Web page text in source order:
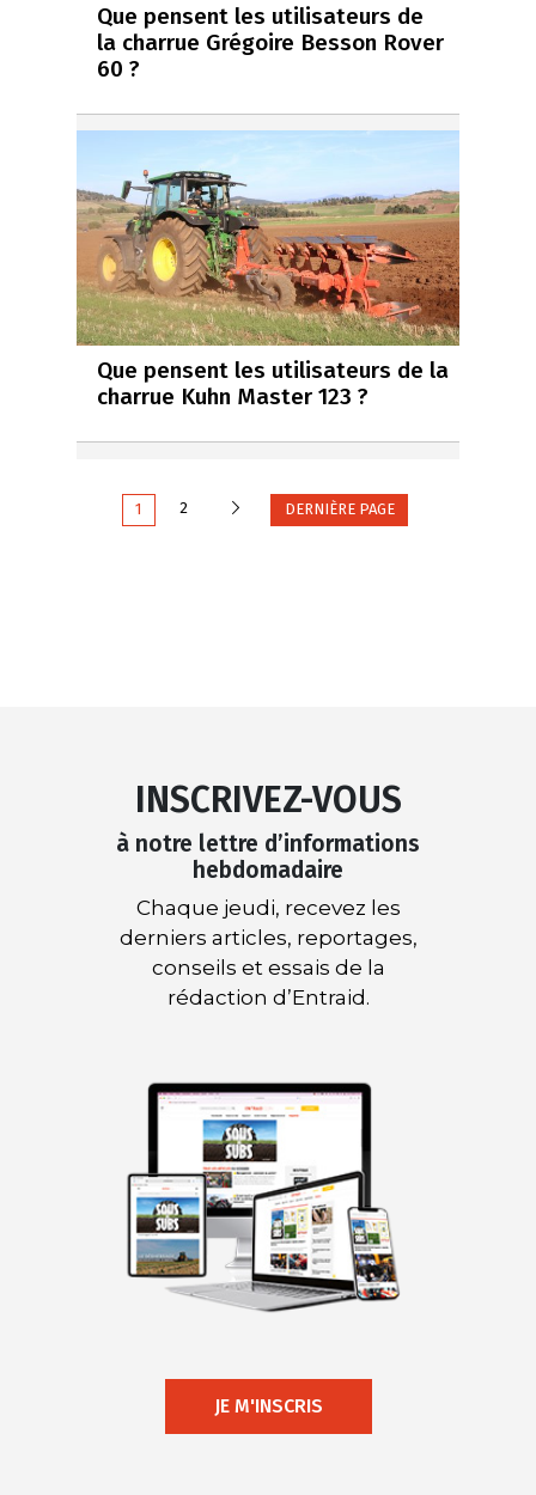
Que pensent les utilisateurs de
la charrue Grégoire Besson Rover
60 ?
Que pensent les utilisateurs de la
charrue Kuhn Master 123 ?
1 2 SuivanteDERNIÈRE PAGE
INSCRIVEZ-VOUS
à notre lettre d’informations
hebdomadaire
Chaque jeudi, recevez les
derniers articles, reportages,
conseils et essais de la
rédaction d’Entraid.
JE M'INSCRIS